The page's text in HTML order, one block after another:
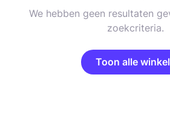
We hebben geen resultaten
zoekcriteria.
Toon alle